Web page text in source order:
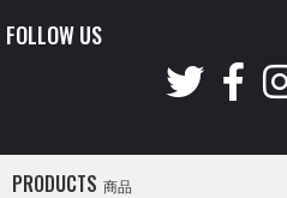
FOLLOW US
PRODUCTS 商品